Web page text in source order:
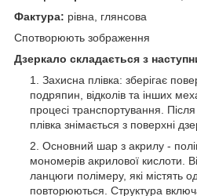
Фактура: рівна, глянсова
Спотворюють зображення
Дзеркало складається з
Захисна плівка: зберігає
подряпин, відколів та інших
процесі транспортування.
плівка знімається з поверхні
Основний шар з акрилу -
мономерів акрилової кислоти.
ланцюги полімеру, які містять
повторюються. Структура